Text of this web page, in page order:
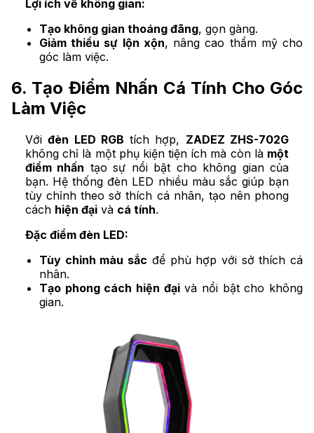
Lợi ích về không gian:
Tạo không gian thoáng đãng, gọn gàng.
Giảm thiểu sự lộn xộn, nâng cao thẩm mỹ cho
góc làm việc.
6. Tạo Điểm Nhấn Cá Tính Cho Góc
Làm Việc
Vớiđèn LED RGB tích hợp, ZADEZ ZHS-702G
không chỉ là một phụ kiện tiện ích mà còn là một
điểm nhấn tạo sự nổi bật cho không gian của
bạn. Hệ thống đèn LED nhiều màu sắc giúp bạn
tùy chỉnh theo sở thích cá nhân, tạo nên phong
cách hiện đại và cá tính.
Đặc điểm đèn LED:
Tùy chỉnh màu sắc để phù hợp với sở thích cá
nhân.
Tạo phong cách hiện đạivà nổi bật cho không
gian.